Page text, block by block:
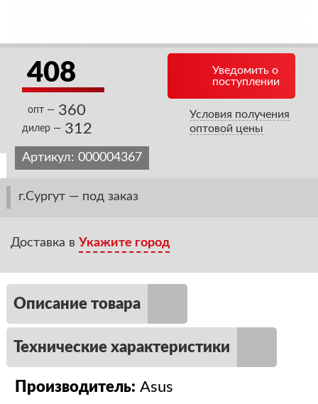
408
опт — 360
дилер — 312
Уведомить о
поступлении
Условия получения
оптовой цены
Артикул: 000004367
г.Сургут — под заказ
Доставка в Укажите город
Описание товара
Технические характеристики
Производитель: Asus